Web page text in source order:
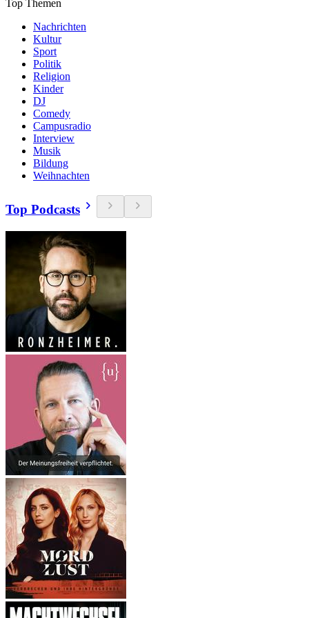
Top Themen
Nachrichten
Kultur
Sport
Politik
Religion
Kinder
DJ
Comedy
Campusradio
Interview
Musik
Bildung
Weihnachten
Top Podcasts